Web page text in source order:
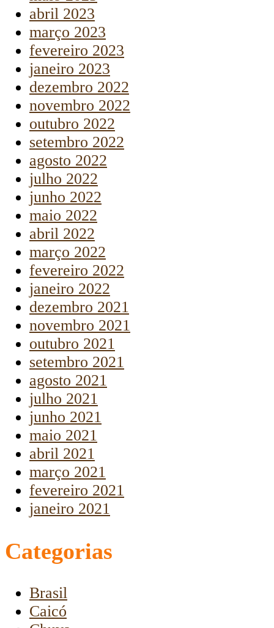
abril 2023
março 2023
fevereiro 2023
janeiro 2023
dezembro 2022
novembro 2022
outubro 2022
setembro 2022
agosto 2022
julho 2022
junho 2022
maio 2022
abril 2022
março 2022
fevereiro 2022
janeiro 2022
dezembro 2021
novembro 2021
outubro 2021
setembro 2021
agosto 2021
julho 2021
junho 2021
maio 2021
abril 2021
março 2021
fevereiro 2021
janeiro 2021
Categorias
Brasil
Caicó